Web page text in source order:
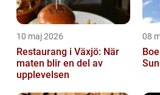
10 maj 2026
Restaurang i Växjö: När
maten blir en del av
upplevelsen
08